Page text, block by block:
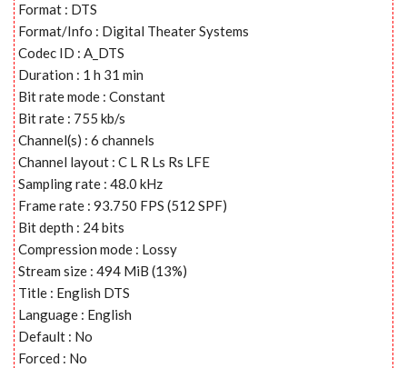
Format : DTS
Format/Info : Digital Theater Systems
Codec ID : A_DTS
Duration : 1 h 31 min
Bit rate mode : Constant
Bit rate : 755 kb/s
Channel(s) : 6 channels
Channel layout : C L R Ls Rs LFE
Sampling rate : 48.0 kHz
Frame rate : 93.750 FPS (512 SPF)
Bit depth : 24 bits
Compression mode : Lossy
Stream size : 494 MiB (13%)
Title : English DTS
Language : English
Default : No
Forced : No